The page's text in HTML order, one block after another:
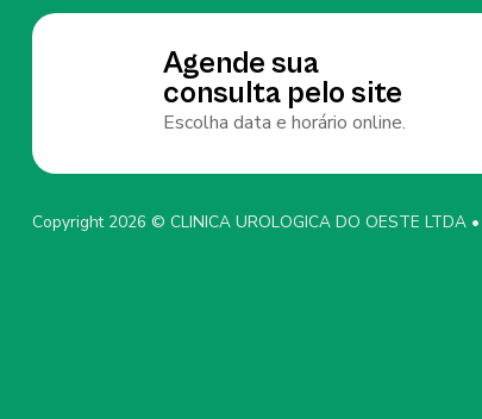
Agende sua
consulta pelo site
Escolha data e horário online.
Copyright 2026 © CLINICA UROLOGICA DO OESTE LTDA